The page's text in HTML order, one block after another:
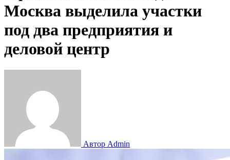
Москва выделила участки
под два предприятия и
деловой центр
Автор Admin